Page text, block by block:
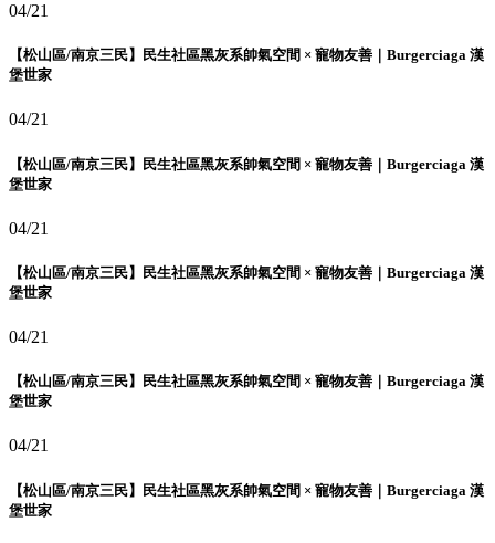
04/21
【松山區/南京三民】民生社區黑灰系帥氣空間 × 寵物友善｜Burgerciaga 漢
堡世家
04/21
【松山區/南京三民】民生社區黑灰系帥氣空間 × 寵物友善｜Burgerciaga 漢
堡世家
04/21
【松山區/南京三民】民生社區黑灰系帥氣空間 × 寵物友善｜Burgerciaga 漢
堡世家
04/21
【松山區/南京三民】民生社區黑灰系帥氣空間 × 寵物友善｜Burgerciaga 漢
堡世家
04/21
【松山區/南京三民】民生社區黑灰系帥氣空間 × 寵物友善｜Burgerciaga 漢
堡世家